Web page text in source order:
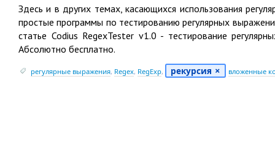
Здесь и в других темах, касающихся использования
простые программы по тестированию регулярных
статье Codius RegexTester v1.0 - тестирование
Абсолютно бесплатно.
регулярные выражения, Regex, RegExp, рекурсия вложенные